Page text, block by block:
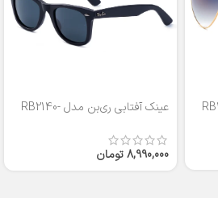
عینک آفتابی ری‌بن مدل RB2140-
8,990,000تومان